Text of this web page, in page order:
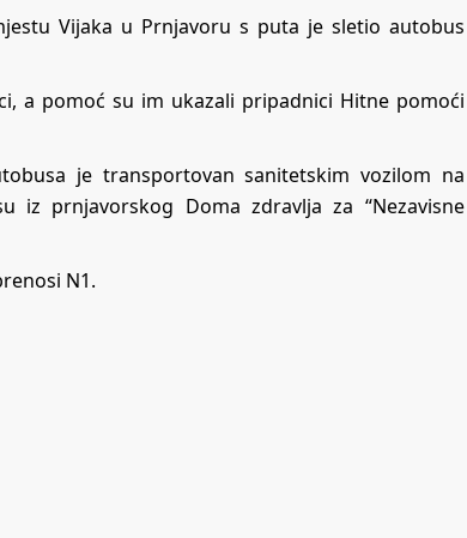
Vijaka u Prnjavoru s puta je sletio autobus
a pomoć su im ukazali pripadnici Hitne pomoći
je transportovan sanitetskim vozilom na
iz prnjavorskog Doma zdravlja za “Nezavisne
N1.